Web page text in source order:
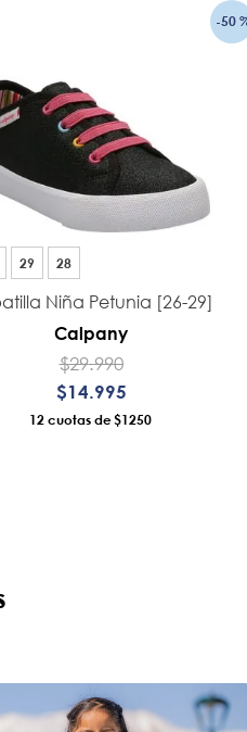
-50
29 28
Niña Petunia [26-29]
Calpany
$29.990
$14 995
12 $1250